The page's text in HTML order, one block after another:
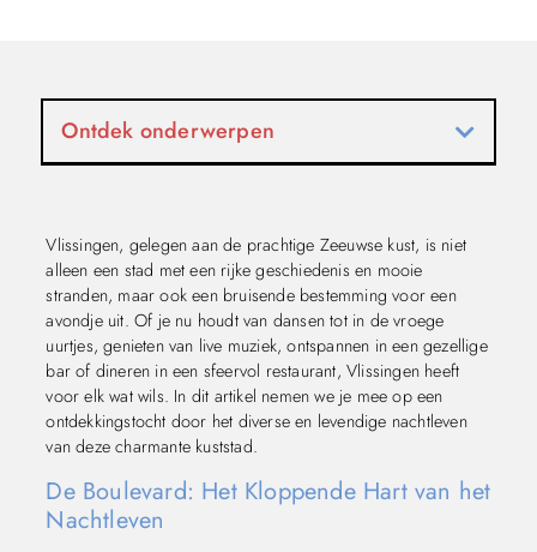
Vlissingen, gelegen aan de prachtige Zeeuwse kust, is niet
alleen een stad met een rijke geschiedenis en mooie
stranden, maar ook een bruisende bestemming voor een
avondje uit. Of je nu houdt van dansen tot in de vroege
uurtjes, genieten van live muziek, ontspannen in een gezellige
bar of dineren in een sfeervol restaurant, Vlissingen heeft
voor elk wat wils. In dit artikel nemen we je mee op een
ontdekkingstocht door het diverse en levendige nachtleven
van deze charmante kuststad.
De Boulevard: Het Kloppende Hart van het
Nachtleven
Ontdek onderwerpen